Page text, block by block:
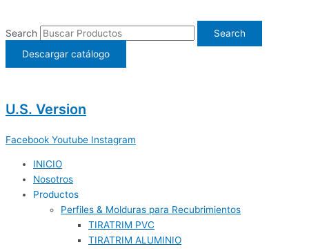
contenido
Search
Search
Descargar catálogo
U.S. Version
Facebook Youtube Instagram
INICIO
Nosotros
Productos
Perfiles & Molduras para Recubrimientos
TIRATRIM PVC
TIRATRIM ALUMINIO